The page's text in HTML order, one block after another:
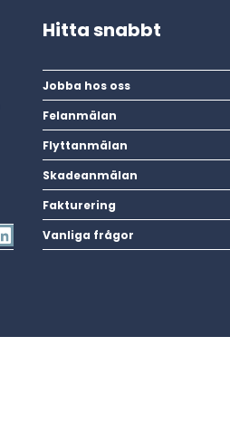
Hitta snabbt
Jobba hos oss
Felanmälan
Flyttanmälan
Skadeanmälan
Fakturering
Vanliga frågor